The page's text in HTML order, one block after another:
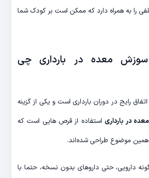
را به همراه دارد که ممکن است بر کودک شما
معده در بارداری چی
رایج در دوران بارداری است و یکی از گزینه
در بارداری استفاده از قرص هایی است که
موضوع طراحی شده‌اند.
دارویی، حتی داروهای بدون نسخه، حتما با